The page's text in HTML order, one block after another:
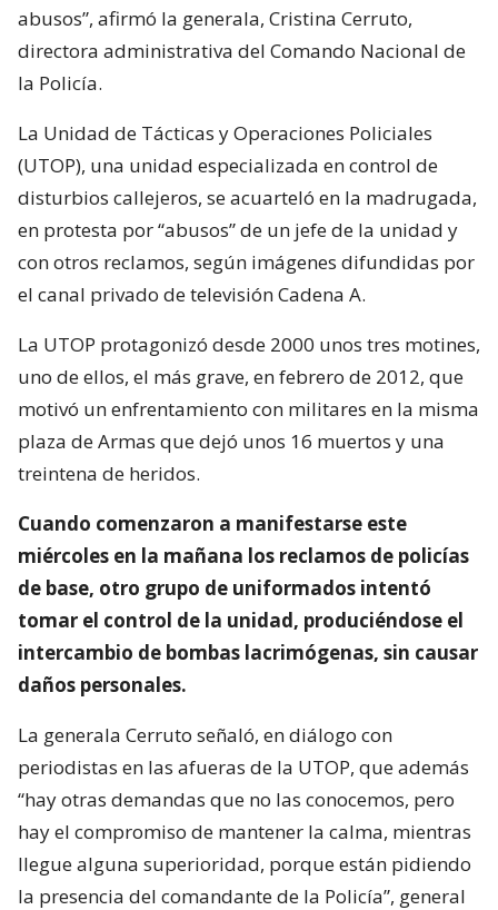
abusos”, afirmó la generala, Cristina Cerruto,
directora administrativa del Comando Nacional de
la Policía.
La Unidad de Tácticas y Operaciones Policiales
(UTOP), una unidad especializada en control de
disturbios callejeros, se acuarteló en la madrugada,
en protesta por “abusos” de un jefe de la unidad y
con otros reclamos, según imágenes difundidas por
el canal privado de televisión Cadena A.
La UTOP protagonizó desde 2000 unos tres motines,
uno de ellos, el más grave, en febrero de 2012, que
motivó un enfrentamiento con militares en la misma
plaza de Armas que dejó unos 16 muertos y una
treintena de heridos.
Cuando comenzaron a manifestarse este
miércoles en la mañana los reclamos de policías
de base, otro grupo de uniformados intentó
tomar el control de la unidad, produciéndose el
intercambio de bombas lacrimógenas, sin causar
daños personales.
La generala Cerruto señaló, en diálogo con
periodistas en las afueras de la UTOP, que además
“hay otras demandas que no las conocemos, pero
hay el compromiso de mantener la calma, mientras
llegue alguna superioridad, porque están pidiendo
la presencia del comandante de la Policía”, general